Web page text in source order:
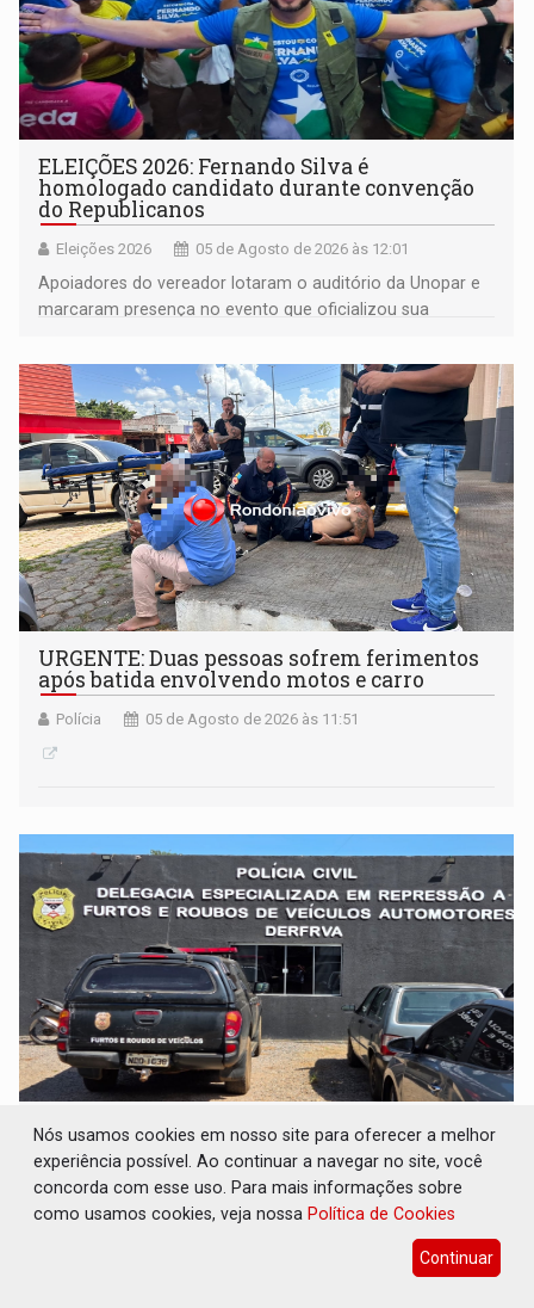
ELEIÇÕES 2026: Fernando Silva é
homologado candidato durante convenção
do Republicanos
Eleições 2026 05 de Agosto de 2026 às 12:01
Apoiadores do vereador lotaram o auditório da Unopar e
marcaram presença no evento que oficializou sua
URGENTE: Duas pessoas sofrem ferimentos
após batida envolvendo motos e carro
Polícia 05 de Agosto de 2026 às 11:51
ROUBO INVENTADO: PC desmascara 'golpe
do seguro' e indicia homem por falsa
comunicação
Polícia 05 de Agosto de 2026 às 11:40
Nós usamos cookies em nosso site para oferecer a melhor
experiência possível. Ao continuar a navegar no site, você
concorda com esse uso. Para mais informações sobre
como usamos cookies, veja nossa Política de Cookies
Continuar